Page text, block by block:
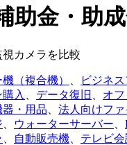
助金・助
カメラを比較
（複合機） ビジネ
入
データ復旧
オ
器・用品
法人向けフ
ウォーターサーバー
自動販売機
テレビ